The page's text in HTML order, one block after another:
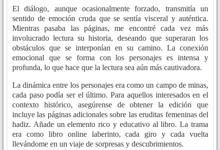
El diálogo, aunque ocasionalmente forzado, transmitía un
sentido de emoción cruda que se sentía visceral y auténtica.
Mientras pasaba las páginas, me encontré cada vez más
involucrado lectura su historia, deseando que superaran los
obstáculos que se interponían en su camino. La conexión
emocional que se forma con los personajes es intensa y
profunda, lo que hace que la lectura sea aún más cautivadora.
La dinámica entre los personajes era como un campo de minas,
cada paso podía ser el último. Para aquellos interesados en el
contexto histórico, asegúrense de obtener la edición que
incluye las páginas adicionales sobre las eruditas femeninas del
hadiz. Añade un elemento rico y educativo al libro. La trama
era como libro online​ laberinto, cada giro y cada vuelta
llevándome en un viaje de sorpresas y descubrimientos.